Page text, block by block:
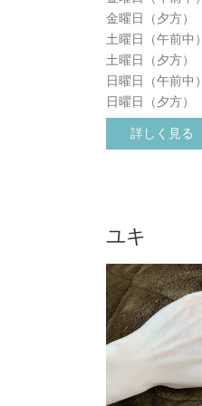
金曜日（夕方）
土曜日（午前中）
土曜日（夕方）
日曜日（午前中）
日曜日（夕方）
詳しく見る
ユキ